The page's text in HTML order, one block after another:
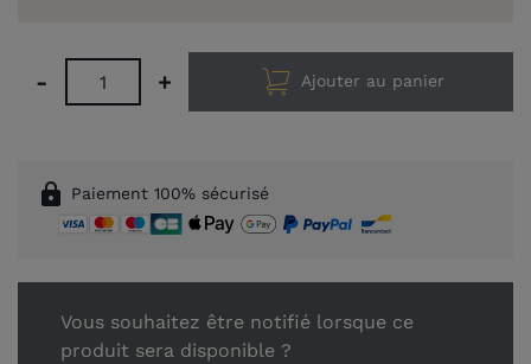
- + Ajouter au panier
lock Paiement 100% sécurisé
Vous souhaitez être notifié lorsque ce
produit sera disponible ?